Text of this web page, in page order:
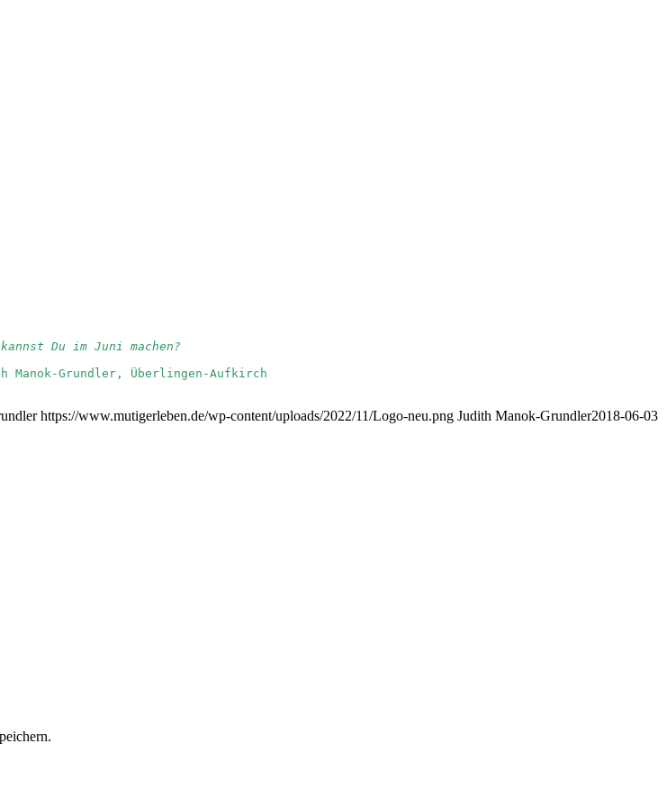
Du im Juni machen?
Manok-Grundler, Überlingen-Aufkirch
https://www.mutigerleben.de/wp-content/uploads/2022/11/Logo-neu.png Judith Manok-Grundler2018-06-03